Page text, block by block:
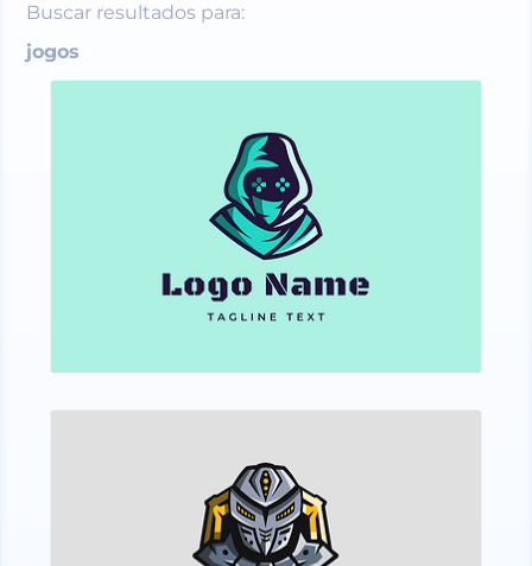
jogos
Buscar resultados para:
jogos